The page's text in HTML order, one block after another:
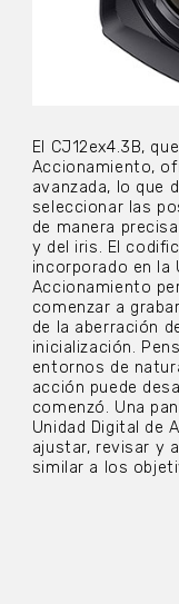
El CJ12ex4.3B,
Accionamiento,
avanzada, lo que
seleccionar las
de manera
y del iris. El
incorporado en la
Accionamiento
comenzar a
de la aberración
inicialización.
entornos de
acción puede
comenzó. Una
Unidad Digital de
ajustar, revisar y
similar a los